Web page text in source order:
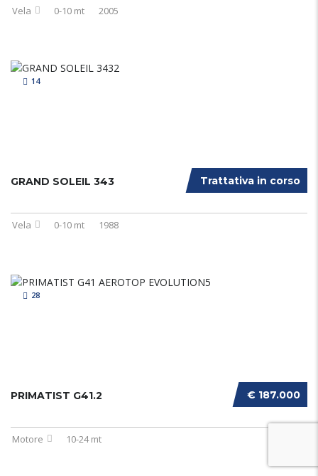
Vela 0-10 mt 2005
14
Trattativa in corso
GRAND SOLEIL 343
Vela 0-10 mt 1988
28
€ 187.000
PRIMATIST G41.2
Motore 10-24 mt